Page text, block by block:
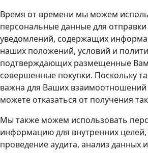
Время от времени мы можем
персональные данные для
уведомлений, содержащих
наших положений, условий и
подтверждающих размещенные
совершенные покупки. Поскольку
важна для Ваших
можете отказаться от получения
Мы также можем использовать
информацию для внутренних целей,
проведение аудита, анализ данных